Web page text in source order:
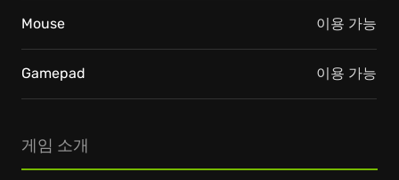
게임 소개
Mouse 이용 가능
Gamepad 이용 가능